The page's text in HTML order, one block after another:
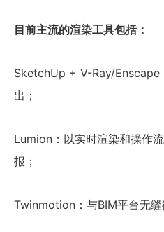
目前主流的渲染工具包括：
SketchUp + V-Ray/Enscape
出；
Lumion：以实时渲染和操作
报；
Twinmotion：与BIM平台无缝